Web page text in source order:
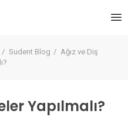
Sudent Blog
Ağız ve Diş
Yapılmalı?